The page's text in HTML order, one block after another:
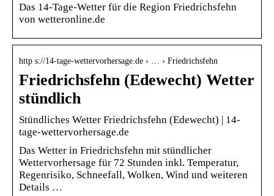
Das 14-Tage-Wetter für die Region Friedrichsfehn
von wetteronline.de
http s://14-tage-wettervorhersage.de › … › Friedrichsfehn
Friedrichsfehn (Edewecht) Wetter
stündlich
Stündliches Wetter Friedrichsfehn (Edewecht) | 14-
tage-wettervorhersage.de
Das Wetter in Friedrichsfehn mit stündlicher
Wettervorhersage für 72 Stunden inkl. Temperatur,
Regenrisiko, Schneefall, Wolken, Wind und weiteren
Details …